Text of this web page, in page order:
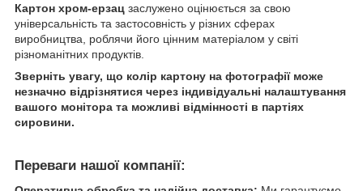
Картон хром-ерзац заслужено оцінюється за свою
універсальність та застосовність у різних сферах
виробництва, роблячи його цінним матеріалом у світі
різноманітних продуктів.
Зверніть увагу, що колір картону на фотографії може
незначно відрізнятися через індивідуальні налаштування
вашого монітора та можливі відмінності в партіях
сировини.
Переваги нашої компанії: